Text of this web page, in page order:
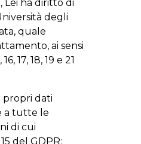
ha diritto di
degli
quale
ai sensi
17, 18, 19 e 21
propri dati
a tutte le
di cui
del GDPR;